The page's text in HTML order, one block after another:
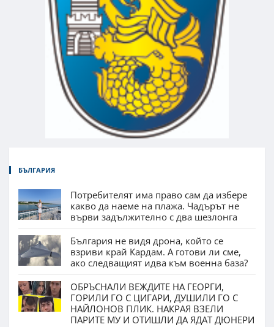
БЪЛГАРИЯ
Потребителят има право сам да избере
какво да наеме на плажа. Чадърът не
върви задължително с два шезлонга
България не видя дрона, който се
взриви край Кардам. А готови ли сме,
ако следващият идва към военна база?
ОБРЪСНАЛИ ВЕЖДИТЕ НА ГЕОРГИ,
ГОРИЛИ ГО С ЦИГАРИ, ДУШИЛИ ГО С
НАЙЛОНОВ ПЛИК. НАКРАЯ ВЗЕЛИ
ПАРИТЕ МУ И ОТИШЛИ ДА ЯДАТ ДЮНЕРИ